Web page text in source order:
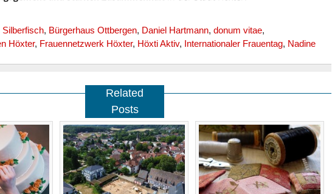
Silberfisch, Bürgerhaus Ottbergen, Daniel Hartmann, donum vitae,
Höxter, Frauennetzwerk Höxter, Höxti Aktiv, Internationaler Frauentag, Nadine
Related
Posts